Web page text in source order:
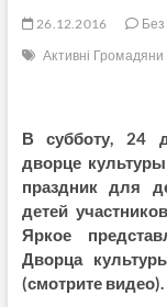
26.12.2016
Активні Громадяни
В субботу, 24
дворце
праздник для
детей
Яркое
Дворца
(смотрите